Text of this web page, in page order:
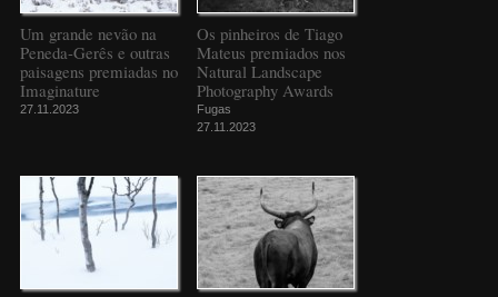
Um grande nevão na
Peneda-Gerês e outras
paisagens premiadas no
Imaginature
27.11.2023
Os pinheiros de Tiago
Mateus premiados nos
Natural Landscape
Photography Awards
Fugas
27.11.2023